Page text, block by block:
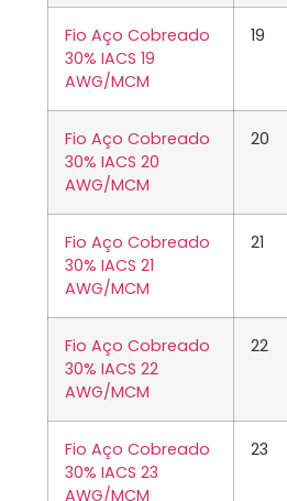
Fio Aço Cobreado
30% IACS 19
AWG/MCM
19
Fio Aço Cobreado
30% IACS 20
AWG/MCM
20
Fio Aço Cobreado
30% IACS 21
AWG/MCM
21
Fio Aço Cobreado
30% IACS 22
AWG/MCM
22
Fio Aço Cobreado
30% IACS 23
AWG/MCM
23